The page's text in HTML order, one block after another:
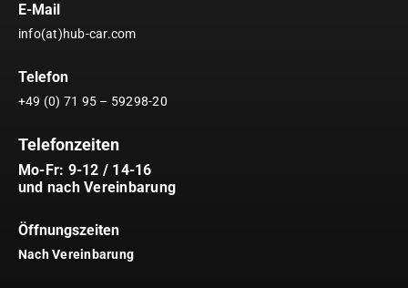
E-Mail
info(at)hub-car.com
Telefon
+49 (0) 71 95 – 59298-20
Telefonzeiten
Mo-Fr: 9-12 / 14-16
und nach Vereinbarung
Öffnungszeiten
Nach Vereinbarung